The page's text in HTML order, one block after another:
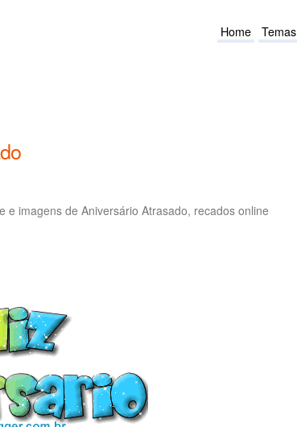
Home Temas
imagens de Aniversário Atrasado, recados online